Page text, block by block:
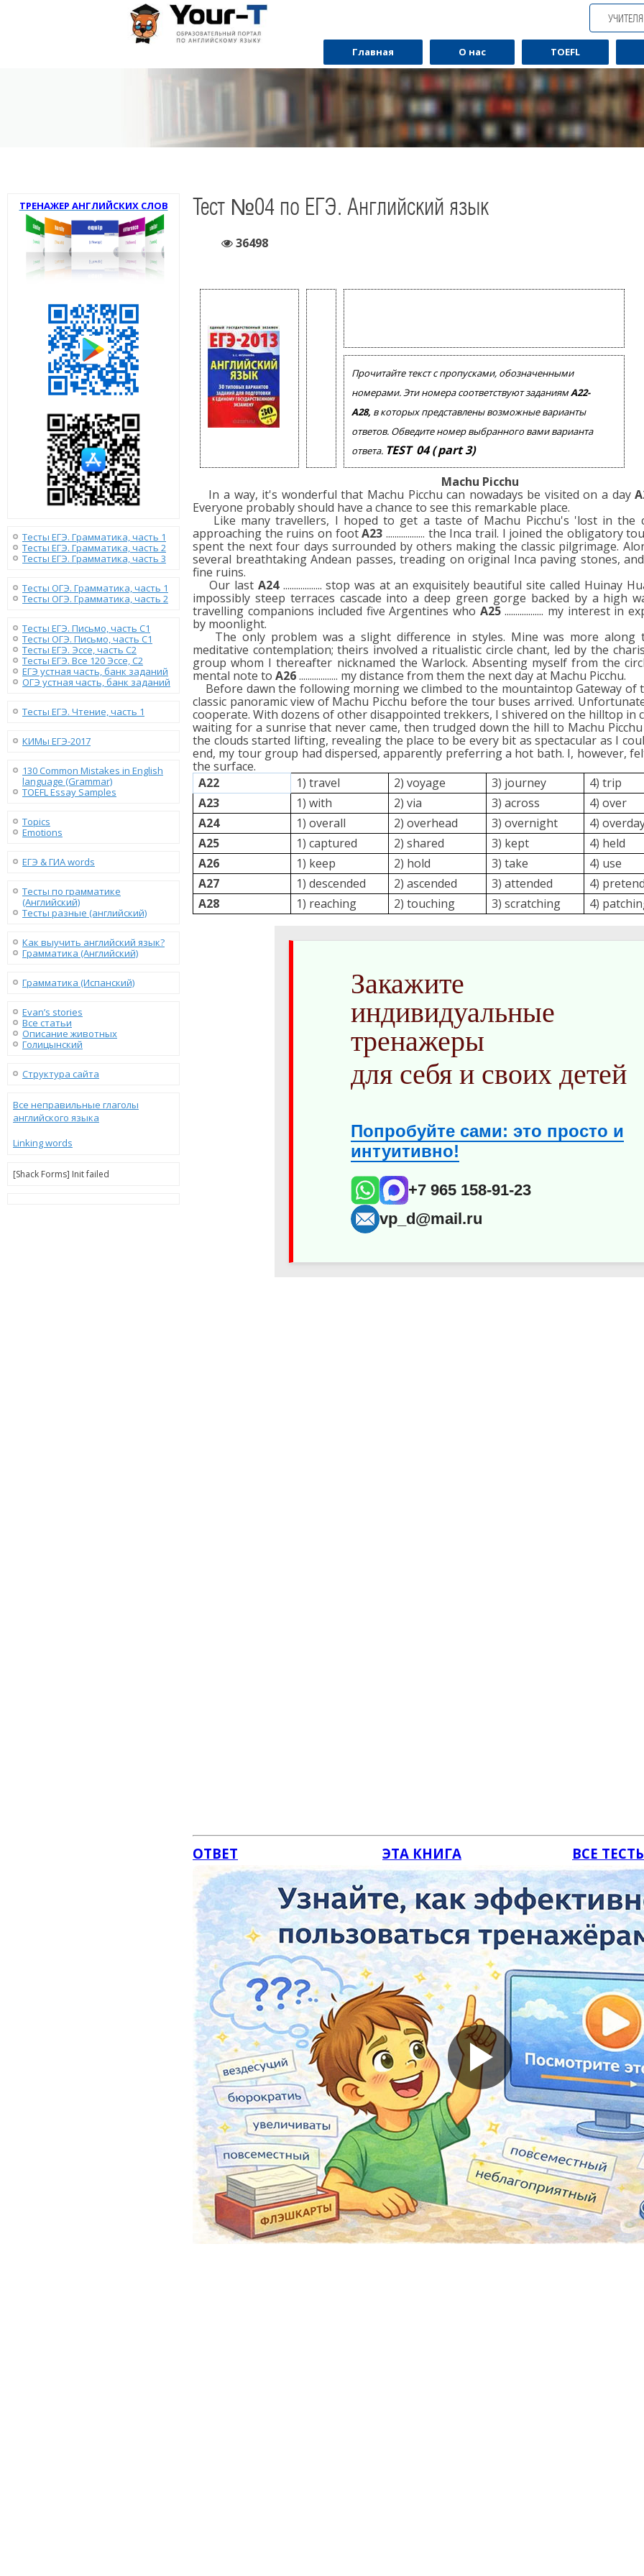
Главная О нас TOEFL
ТРЕНАЖЕР АНГЛИЙСКИХ СЛОВ
Тесты ЕГЭ. Грамматика, часть 1
Тесты ЕГЭ. Грамматика, часть 2
Тесты ЕГЭ. Грамматика, часть 3
Тесты ОГЭ. Грамматика, часть 1
Тесты ОГЭ. Грамматика, часть 2
Тесты ЕГЭ. Письмо, часть С1
Тесты ОГЭ. Письмо, часть С1
Тесты ЕГЭ. Эссе, часть C2
Тесты ЕГЭ. Все 120 Эссе, C2
ЕГЭ устная часть, банк заданий
ОГЭ устная часть, банк заданий
Тесты ЕГЭ. Чтение, часть 1
КИМы ЕГЭ-2017
130 Сommon Mistakes in English
language (Grammar)
TOEFL Essay Samples
Topics
Emotions
ЕГЭ & ГИА words
Тесты по грамматике
(Английский)
Тесты разные (английский)
Как выучить английский язык?
Грамматика (Английский)
Грамматика (Испанский)
Evan’s stories
Все статьи
Описание животных
Голицынский
Структура сайта
Все неправильные глаголы
английского языка
Linking words
[Shack Forms] Init failed
Тест №04 по ЕГЭ. Английский язык
36498
Прочитайте текст с пропусками, обозначенными
номерами. Эти номера соответствуют заданиямА22-
А28, в которых представлены возможные варианты
ответов. Обведите номер выбранного вами варианта
ответа. TEST 04(part 3)
Machu Picchu
In a way, it's wonderful that Machu Picchu can nowadays be visited on a day
Everyone probably should have a chance to see this remarkable place.
Like many travellers, I hoped to get a taste of Machu Picchu's 'lost in the
approaching the ruins on footA23.................. the Inca trail. I joined the obligatory
spent the next four days surrounded by others making the classic pilgrimage.
several breathtaking Andean passes, treading on original Inca paving stones,
fine ruins.
Our last A24 .................. stop was at an exquisitely beautiful site called Huinay
impossibly steep terraces cascade into a deep green gorge backed by a high
travelling companions included five Argentines who A25.................. my interest in
by moonlight.
The only problem was a slight difference in styles. Mine was more along
meditative contemplation; theirs involved a ritualistic circle chant, led by the
group whom I thereafter nicknamed the Warlock. Absenting myself from the
mental note to A26.................. my distance from them the next day at Machu Picchu.
Before dawn the following morning we climbed to the mountaintop Gateway of
classic panoramic view of Machu Picchu before the tour buses arrived.
cooperate. With dozens of other disappointed trekkers, I shivered on the hilltop in
waiting for a sunrise that never came, then trudged down the hill to Machu
the clouds started lifting, revealing the place to be every bit as spectacular as I
end, my tour group had dispersed, apparently preferring a hot bath. I, however,
the surface.
А22
1) travel 2) voyage 3) journey
4) trip
А23
1) with 2) via 3) across
4) over
А24
1) overall 2) overhead 3) overnight
4)
А25
1) captured 2) shared 3) kept
4) held
А26
1) keep 2) hold 3) take
4) use
А27
1) descended 2) ascended 3) attended
4)
А28
1) reaching 2) touching 3) scratching 4)
Закажите
индивидуальные
тренажеры
для себя и своих детей
Попробуйте сами: это просто и
интуитивно!
+7 965 158-91-23
vp_d@mail.ru
ОТВЕТ ЭТА КНИГА ВСЕ
За полгода вывожу ученика
начального уровня на уровень
уверенного общения, свободного
выражения своих мыслей.
Специализируюсь на экспресс-
- Игорь
Read more